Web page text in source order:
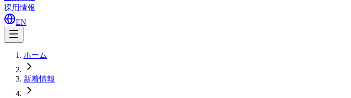
採用情報
EN
ホーム
新着情報